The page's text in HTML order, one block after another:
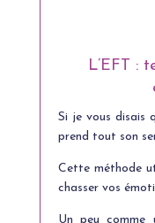
L’EFT :
Si je vous disais
prend tout son
Cette méthode
chasser vos
Un peu comme